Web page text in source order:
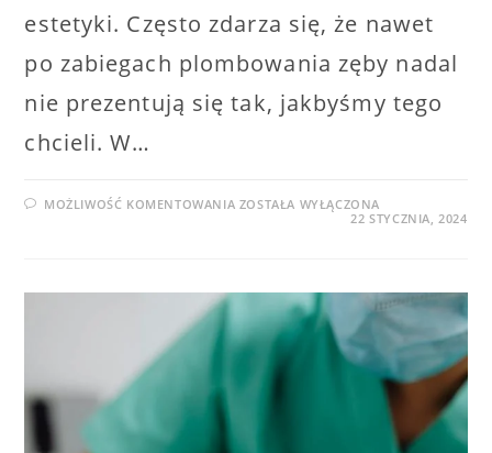
estetyki. Często zdarza się, że nawet
po zabiegach plombowania zęby nadal
nie prezentują się tak, jakbyśmy tego
chcieli. W…
MOŻLIWOŚĆ KOMENTOWANIA LICÓWKI
ZOSTAŁA WYŁĄCZONA
22 STYCZNIA, 2024